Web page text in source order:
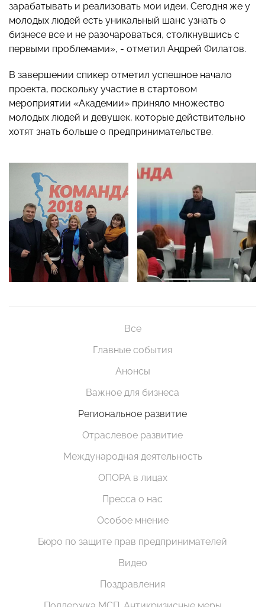
зарабатывать и реализовать мои идеи. Сегодня же у
молодых людей есть уникальный шанс узнать о
бизнесе все и не разочароваться, столкнувшись с
первыми проблемами», - отметил Андрей Филатов.
В завершении спикер отметил успешное начало
проекта, поскольку участие в стартовом
мероприятии «Академии» приняло множество
молодых людей и девушек, которые действительно
хотят знать больше о предпринимательстве.
Все
Главные события
Анонсы
Важное для бизнеса
Региональное развитие
Отраслевое развитие
Международная деятельность
ОПОРА в лицах
Пресса о нас
Особое мнение
Бюро по защите прав предпринимателей
Видео
Поздравления